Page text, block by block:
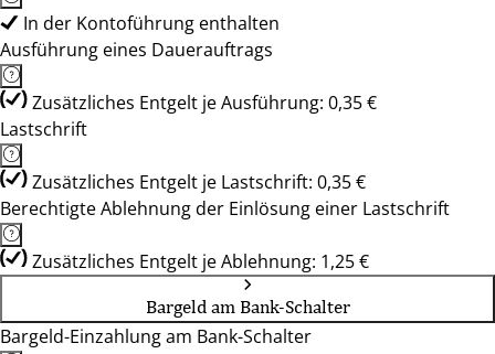
In der Kontoführung enthalten
Ausführung eines Dauerauftrags
Zusätzliches Entgelt je Ausführung: 0,35 €
Lastschrift
Zusätzliches Entgelt je Lastschrift: 0,35 €
Berechtigte Ablehnung der Einlösung einer Lastschrift
Zusätzliches Entgelt je Ablehnung: 1,25 €
Bargeld am Bank-Schalter
Bargeld-Einzahlung am Bank-Schalter